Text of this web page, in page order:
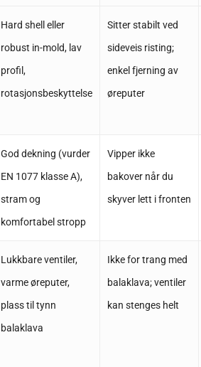
Hard shell eller
robust in-mold, lav
profil,
rotasjonsbeskyttelse
Sitter stabilt ved
sideveis risting;
enkel fjerning av
øreputer
God dekning (vurder
EN 1077 klasse A),
stram og
komfortabel stropp
Vipper ikke
bakover når du
skyver lett i fronten
Lukkbare ventiler,
varme øreputer,
plass til tynn
balaklava
Ikke for trang med
balaklava; ventiler
kan stenges helt